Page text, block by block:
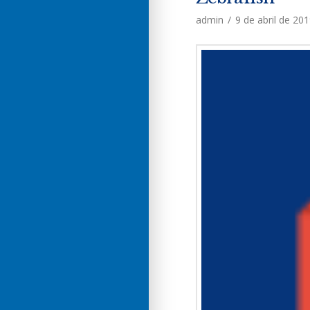
admin 9 de abril de